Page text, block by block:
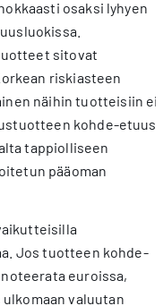
osaksi lyhyen
sitovat
riskiasteen
näihin tuotteisiin ei
kohde-etuus
tappiolliseen
pääoman
Jos tuotteen kohde-
euroissa,
valuutan